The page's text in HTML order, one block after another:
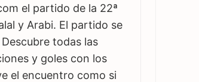
el partido de la 22ª
y Arabi. El partido se
todas las
y goles con los
el encuentro como si